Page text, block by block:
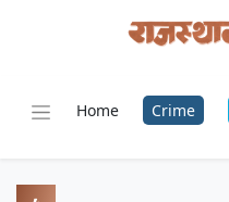
Home Crime